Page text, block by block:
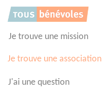
Je trouve une mission
Je trouve une association
J'ai une question
Panneau de gestion des cookies